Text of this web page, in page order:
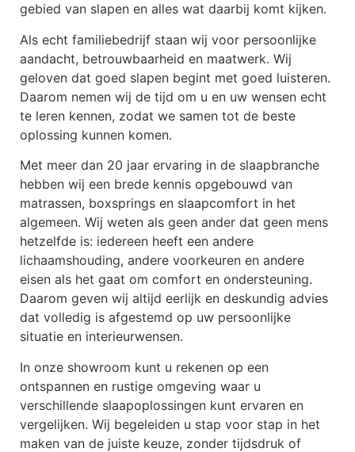
gebied van slapen en alles wat daarbij komt kijken.
Als echt familiebedrijf staan wij voor persoonlijke
aandacht, betrouwbaarheid en maatwerk. Wij
geloven dat goed slapen begint met goed luisteren.
Daarom nemen wij de tijd om u en uw wensen echt
te leren kennen, zodat we samen tot de beste
oplossing kunnen komen.
Met meer dan 20 jaar ervaring in de slaapbranche
hebben wij een brede kennis opgebouwd van
matrassen, boxsprings en slaapcomfort in het
algemeen. Wij weten als geen ander dat geen mens
hetzelfde is: iedereen heeft een andere
lichaamshouding, andere voorkeuren en andere
eisen als het gaat om comfort en ondersteuning.
Daarom geven wij altijd eerlijk en deskundig advies
dat volledig is afgestemd op uw persoonlijke
situatie en interieurwensen.
In onze showroom kunt u rekenen op een
ontspannen en rustige omgeving waar u
verschillende slaapoplossingen kunt ervaren en
vergelijken. Wij begeleiden u stap voor stap in het
maken van de juiste keuze, zonder tijdsdruk of